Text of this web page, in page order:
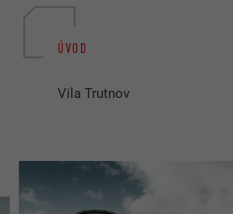
ÚVOD
Vila Trutnov